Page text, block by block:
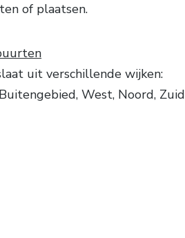
of plaatsen.
uit verschillende wijken:
West, Noord, Zuid